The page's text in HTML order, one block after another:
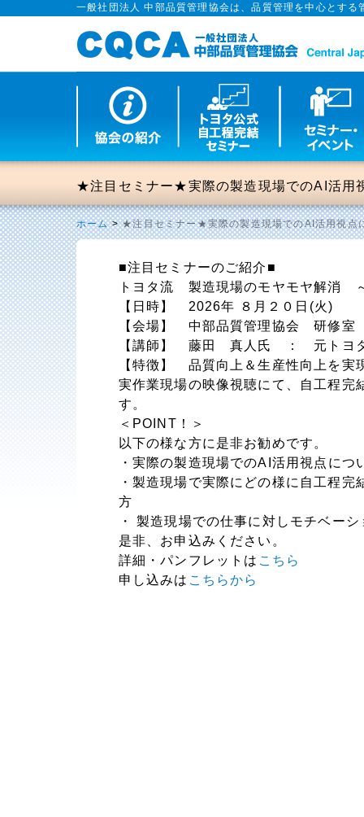
一般社団法人 中部品質管理協会は、品質管理を中心とす
★注目セミナー★実際の製造現場でのAI活用
ホーム>★注目セミナー★実際の製造現場でのAI活用視点
■注目セミナーのご紹介■
トヨタ流 製造現場のモヤモヤ解消
【日時】 2026年 ８月２０日(火)
【会場】 中部品質管理協会 研修室
【講師】 藤田 真人氏 ： 元トヨ
【特徴】 品質向上＆生産性向上を実
実作業現場の映像視聴にて、自工程完
す。
＜POINT！＞
以下の様な方に是非お勧めです。
・実際の製造現場でのAI活用視点につ
・製造現場で実際にどの様に自工程
方
・ 製造現場での仕事に対しモチベー
是非、お申込みください。
詳細・パンフレットは こちら
申し込みは こちらから